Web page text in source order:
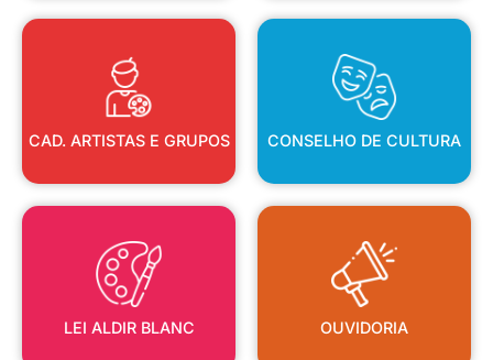
CAD. ARTISTAS E GRUPOS
CAD. ARTISTAS E GRUPOS
CONSELHO DE CULTURA
CONSELHO DE CULTURA
LEI ALDIR BLANC
LEI ALDIR BLANC
OUVIDORIA
OUVIDORIA